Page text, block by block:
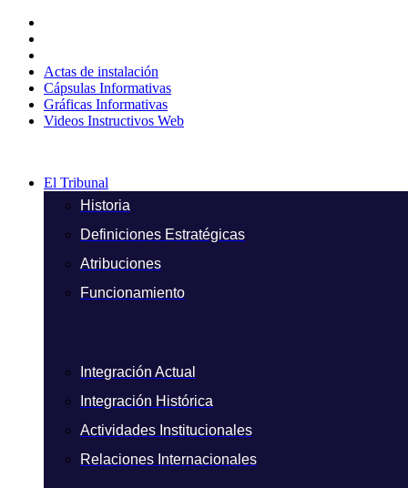
contenido
Actas de instalación
Cápsulas Informativas
Gráficas Informativas
Videos Instructivos Web
El Tribunal
Historia
Definiciones Estratégicas
Atribuciones
Funcionamiento
Integración Actual
Integración Histórica
Actividades Institucionales
Relaciones Internacionales